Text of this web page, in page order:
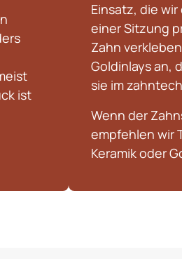
ist
Einsatz, die
einer Sitzung
Zahn
Goldinlays an,
sie im
Wenn der
empfehlen wir
Keramik oder